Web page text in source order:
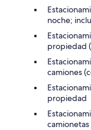
noche;
propiedad
camiones
propiedad